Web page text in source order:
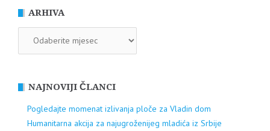
ARHIVA
NAJNOVIJI ČLANCI
Pogledajte momenat izlivanja ploče za Vladin dom
Humanitarna akcija za najugroženijeg mladića iz Srbije